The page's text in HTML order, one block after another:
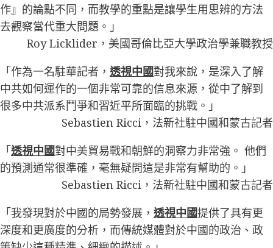
作』的論點不同，而教學的重點是讓學生用思辨的方法
去觀察當代重大問題。」
Roy Licklider，美國哥倫比亞大學政治學兼職教授
「作為一名駐華記者， 透視中國對我來說，是深入了解
中共如何運作的一個非常可靠的信息來源，從中了解到
很多中共派系鬥爭和習近平所面臨的挑戰。」
Sebastien Ricci，法新社駐中國和蒙古記者
「透視中國對中美貿易戰和朝鮮的洞察力非常強。 他們
的預測通常很準確，毫無疑問這是非常有幫助的。」
Sebastien Ricci，法新社駐中國和蒙古記者
「我發現對於中國的局勢發展， 透視中國提供了具有更
深度和更廣度的分析，而傳統媒體對於中國的政治、政